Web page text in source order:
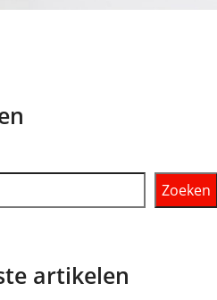
Zoeken
artikelen